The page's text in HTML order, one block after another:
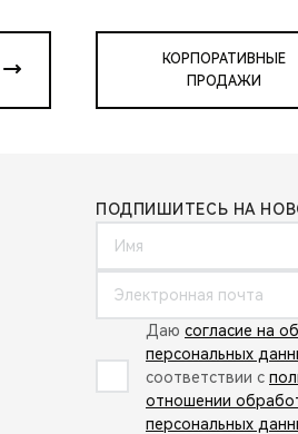
КОРПОРАТИВНЫЕ
ПРОДАЖИ
ПОДПИШИТЕСЬ НА
Даю согласие на
персональных
соответствии с
отношении
персональных